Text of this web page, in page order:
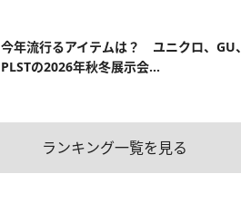
今年流行るアイテムは？ ユニクロ、GU、
PLSTの2026年秋冬展示会...
ランキング一覧を見る